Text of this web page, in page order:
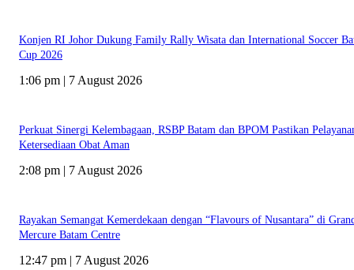
Konjen RI Johor Dukung Family Rally Wisata dan International Soccer
Cup 2026
1:06 pm | 7 August 2026
Perkuat Sinergi Kelembagaan, RSBP Batam dan BPOM Pastikan
Ketersediaan Obat Aman
2:08 pm | 7 August 2026
Rayakan Semangat Kemerdekaan dengan “Flavours of Nusantara” di
Mercure Batam Centre
12:47 pm | 7 August 2026